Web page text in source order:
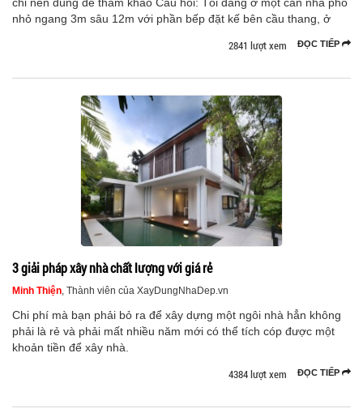
nhỏ ngang 3m sâu 12m với phần bếp đặt kế bên cầu thang, ở
ĐỌC TIẾP
2841 lượt xem
3 giải pháp xây nhà chất lượng với giá rẻ
Minh Thiện, Thành viên của XayDungNhaDep.vn
Chi phí mà bạn phải bỏ ra để xây dựng một ngôi nhà hẳn không
phải là rẻ và phải mất nhiều năm mới có thể tích cóp được một
khoản tiền để xây nhà.
ĐỌC TIẾP
4384 lượt xem